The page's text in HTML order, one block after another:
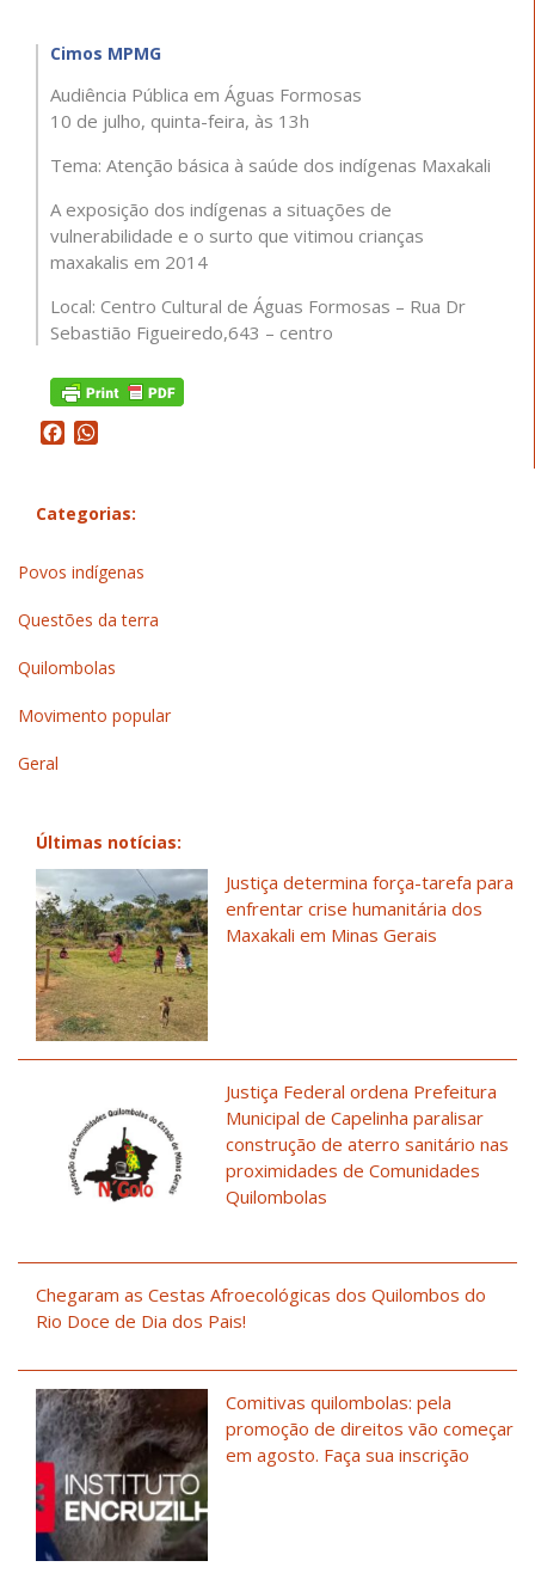
Cimos MPMG
Audiência Pública em Águas Formosas
10 de julho, quinta-feira, às 13h
Tema: Atenção básica à saúde dos indígenas Maxakali
A exposição dos indígenas a situações de
vulnerabilidade e o surto que vitimou crianças
maxakalis em 2014
Local: Centro Cultural de Águas Formosas – Rua Dr
Sebastião Figueiredo,643 – centro
Facebook
Categorias:
Povos indígenas
Questões da terra
Quilombolas
Movimento popular
Geral
Últimas notícias:
Justiça determina força-tarefa para
enfrentar crise humanitária dos
Maxakali em Minas Gerais
Justiça Federal ordena Prefeitura
Municipal de Capelinha paralisar
construção de aterro sanitário nas
proximidades de Comunidades
Quilombolas
Chegaram as Cestas Afroecológicas dos Quilombos do
Rio Doce de Dia dos Pais!
Comitivas quilombolas: pela
promoção de direitos vão começar
em agosto. Faça sua inscrição